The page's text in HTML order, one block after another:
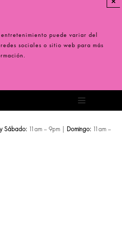
puede variar del
sociales o sitio web para más
Toggle
Sábado:11am – 9pm | Domingo:11am –